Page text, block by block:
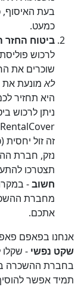
בעת
כמעט.
ביטוח
לרכוש
שוכרים את
לאמונעת את
היא תחזיר
ניתן לרכוש
זה זול יחסית
נזק, חברת
תצטרכו
חשוב-
מחברת
אתכם.
אנחנו בפאפם
שקט נפשי - שקלו
בחברת ההשכרה
תמיד אפשר